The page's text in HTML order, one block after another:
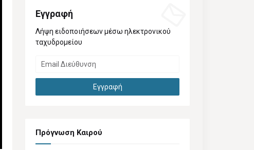
Εγγραφή
Λήψη ειδοποιήσεων μέσω ηλεκτρονικού
ταχυδρομείου
Πρόγνωση Καιρού